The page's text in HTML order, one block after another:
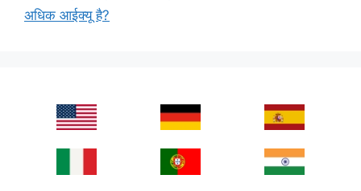
अधिक आईक्यू है?